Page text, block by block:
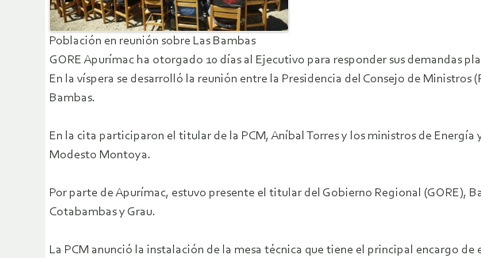
Población en reunión sobre Las Bambas
GORE Apurímac ha otorgado 10 días al Ejecutivo para responder sus demandas
En la víspera se desarrolló la reunión entre la Presidencia del Consejo de
Bambas.
En la cita participaron el titular de la PCM, Aníbal Torres y los ministros de
Modesto Montoya.
Por parte de Apurímac, estuvo presente el titular del Gobierno Regional (GORE),
Cotabambas y Grau.
La PCM anunció la instalación de la mesa técnica que tiene el principal encargo